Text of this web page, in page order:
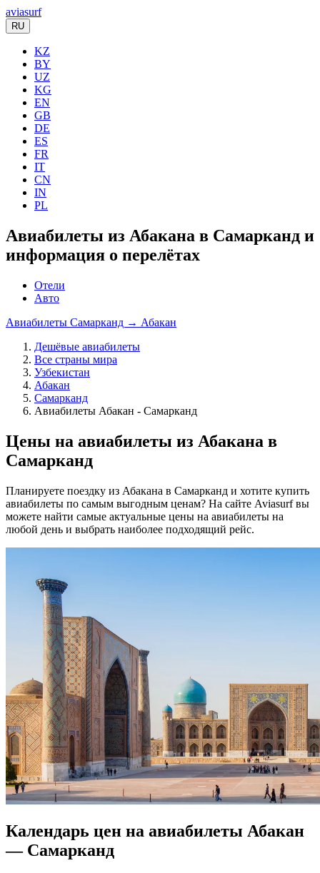
aviasurf
RU
KZ
BY
UZ
KG
EN
GB
DE
ES
FR
IT
CN
IN
PL
Авиабилеты из Абакана в Самарканд и
информация о перелётах
Отели
Авто
Авиабилеты Самарканд → Абакан
Дешёвые авиабилеты
Все страны мира
Узбекистан
Абакан
Самарканд
Авиабилеты Абакан - Самарканд
Цены на авиабилеты из Абакана в
Самарканд
Планируете поездку из Абакана в Самарканд и хотите купить
авиабилеты по самым выгодным ценам? На сайте Aviasurf вы
можете найти самые актуальные цены на авиабилеты на
любой день и выбрать наиболее подходящий рейс.
Календарь цен на авиабилеты Абакан
— Самарканд